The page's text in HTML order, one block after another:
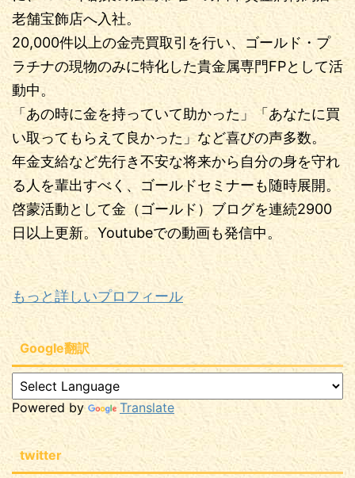
老舗宝飾店へ入社。
20,000件以上の金売買取引を行い、ゴールド・プ
ラチナの現物のみに特化した貴金属専門FPとして活
動中。
「あの時に金を持っていて助かった」「あなたに買
い取ってもらえて良かった」など喜びの声多数。
年金支給など先行き不安な将来から自分の身を守れ
る人を輩出すべく、ゴールドセミナーも随時展開。
啓蒙活動として金（ゴールド）ブログを連続2900
日以上更新。Youtubeでの動画も発信中。
もっと詳しいプロフィール
Google翻訳
Powered by Translate
twitter